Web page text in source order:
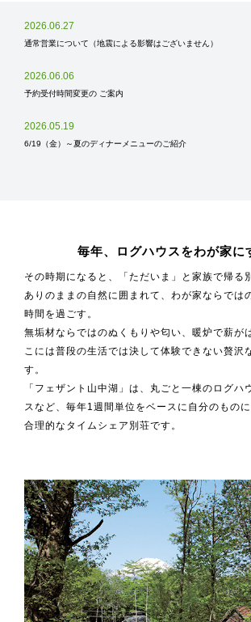
2026.06.27
通常営業について（地震による影響はございません）
2026.06.06
予約受付時間変更の ご案内
2026.05.19
6/19（金）～夏のディナーメニューのご紹介
毎年、ログハウスをわが家に
その時期になると、「ただいま」と家族で帰る
ありのままの自然に囲まれて、わが家ならでは
時間を過ごす。
無垢材ならではのぬくもりや匂い、暖炉で薪が
こには普段の生活では決して体験できない贅沢
す。
「フェザント山中湖」は、丸ごと一棟のログハ
スなど、毎年1週間単位をベースに自分のもの
合理的なタイムシェア別荘です。